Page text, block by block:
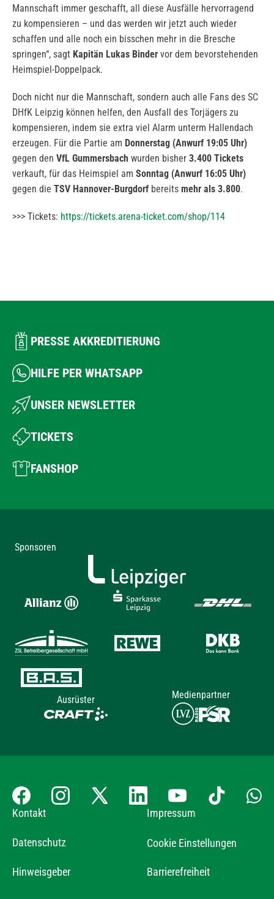
Mannschaft immer geschafft, all diese Ausfälle hervorragend
zu kompensieren – und das werden wir jetzt auch wieder
schaffen und alle noch ein bisschen mehr in die Bresche
springen“, sagt Kapitän Lukas Binder vor dem bevorstehenden
Heimspiel-Doppelpack.
Doch nicht nur die Mannschaft, sondern auch alle Fans des SC
DHfK Leipzig können helfen, den Ausfall des Torjägers zu
kompensieren, indem sie extra viel Alarm unterm Hallendach
erzeugen. Für die Partie am Donnerstag (Anwurf 19:05 Uhr)
gegen den VfL Gummersbach wurden bisher 3.400 Tickets
verkauft, für das Heimspiel am Sonntag (Anwurf 16:05 Uhr)
gegen die TSV Hannover-Burgdorf bereits mehr als 3.800.
>>> Tickets: https://tickets.arena-ticket.com/shop/114
PRESSE AKKREDITIERUNG
HILFE PER WHATSAPP
UNSER NEWSLETTER
TICKETS
FANSHOP
Sponsoren
Ausrüster Medienpartner
Kontakt Impressum
Datenschutz Cookie Einstellungen
Hinweisgeber Barrierefreiheit